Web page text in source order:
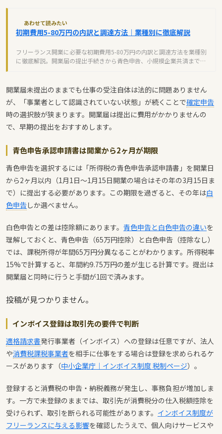
あわせて読みたい
初期費用5-80万円の内訳と調達方法｜業種別に徹底解説
フリーランス開業に必要な初期費用5-80万円の内訳と調達方法を業種別
に徹底解説。開業届の提出手続きから青色申告、小規模企業共済まで、
開業届未提出のままでも仕事の受注自体は法的に問題ありません
が、「事業者として認識されていない状態」が続くことで確定申告
時の選択肢が狭まります。開業届は提出に費用がかかりませんの
で、早期の提出をおすすめします。
青色申告承認申請書は開業から2ヶ月が期限
青色申告を選択するには「所得税の青色申告承認申請書」を開業日
から2ヶ月以内（1月1日〜1月15日開業の場合はその年の3月15日ま
で）に提出する必要があります。この期限を過ぎると、その年は白
色申告しか選べません。
白色申告との差は控除額にあります。 青色申告と白色申告の違いを
理解しておくと、青色申告（65万円控除）と白色申告（控除なし）
では、課税所得が年間65万円分異なることがわかります。所得税率
15%で計算すると、年間約9.75万円の差が生じる計算です。提出は
開業届と同時に行うと手間が1回で済みます。
投稿が見つかりません。
インボイス登録は取引先の要件で判断
適格請求書発行事業者（インボイス）への登録は任意ですが、法人
や消費税課税事業者を相手に仕事をする場合は登録を求められるケ
ースがあります（中小企業庁｜インボイス制度 税制ページ）。
登録すると消費税の申告・納税義務が発生し、事務負担が増加しま
す。一方で未登録のままでは、取引先が消費税分の仕入税額控除を
受けられず、取引を断られる可能性があります。 インボイス制度が
フリーランスに与える影響を確認したうえで、個人向けサービスや